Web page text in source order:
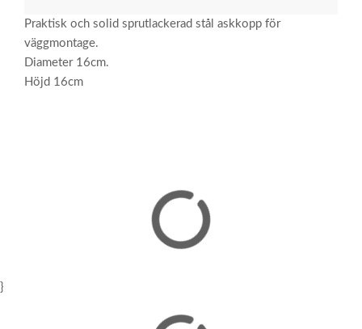
Praktisk och solid sprutlackerad stål askkopp för
väggmontage.
Diameter 16cm.
Höjd 16cm
}